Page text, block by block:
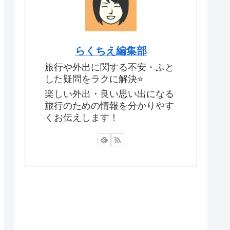
らくちえ編集部
旅行や外出に関する不安・ふと
した疑問をラクに解決⭐️
楽しい外出・良い思い出になる
旅行のための情報を分かりやす
くお伝えします！